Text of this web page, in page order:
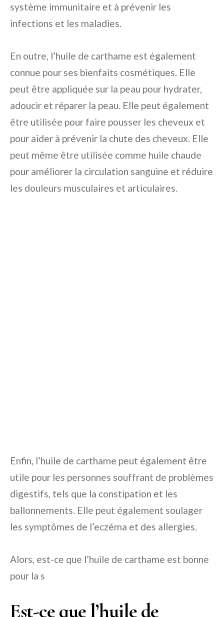
système immunitaire et à prévenir les
infections et les maladies.
En outre, l’huile de carthame est également
connue pour ses bienfaits cosmétiques. Elle
peut être appliquée sur la peau pour hydrater,
adoucir et réparer la peau. Elle peut également
être utilisée pour faire pousser les cheveux et
pour aider à prévenir la chute des cheveux. Elle
peut même être utilisée comme huile chaude
pour améliorer la circulation sanguine et réduire
les douleurs musculaires et articulaires.
Enfin, l’huile de carthame peut également être
utile pour les personnes souffrant de problèmes
digestifs, tels que la constipation et les
ballonnements. Elle peut également soulager
les symptômes de l’eczéma et des allergies.
Alors, est-ce que l’huile de carthame est bonne
pour la s
Est-ce que l’huile de